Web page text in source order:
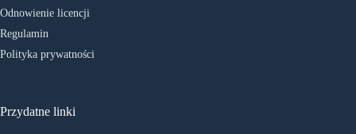
Odnowienie licencji
Regulamin
Polityka prywatności
Przydatne linki